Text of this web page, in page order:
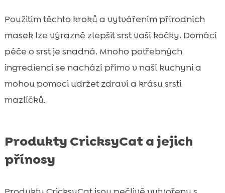
Použitím těchto kroků a vytvářením přírodních
masek lze výrazně zlepšit srst vaší kočky. Domácí
péče o srst je snadná. Mnoho potřebných
ingrediencí se nachází přímo v naší kuchyni a
mohou pomoci udržet zdraví a krásu srsti
mazlíčků.
Produkty CricksyCat a jejich
přínosy